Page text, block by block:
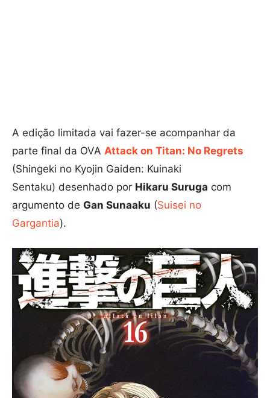
A edição limitada vai fazer-se acompanhar da
parte final da OVA Attack on Titan: No Regrets
(Shingeki no Kyojin Gaiden: Kuinaki
Sentaku) desenhado por Hikaru Suruga com
argumento de Gan Sunaaku (Suisei no
Gargantia).